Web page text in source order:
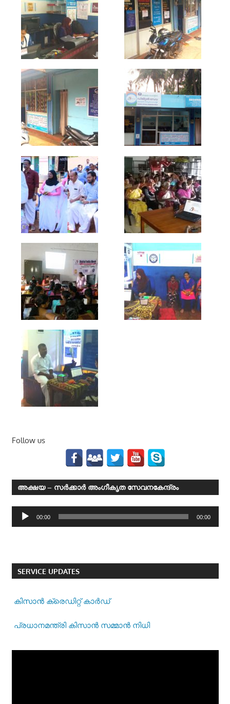
Follow us
അക്ഷയ – സര്‍ക്കാര്‍ അംഗീകൃത സേവനകേന്ദ്രം
Audio
Player
00:00 00:00
SERVICE UPDATES
കിസാന്‍ ക്രെ‍ഡിറ്റ് കാര്‍ഡ്
പ്രധാനമന്ത്രി കിസാന്‍ സമ്മാന്‍ നിധി